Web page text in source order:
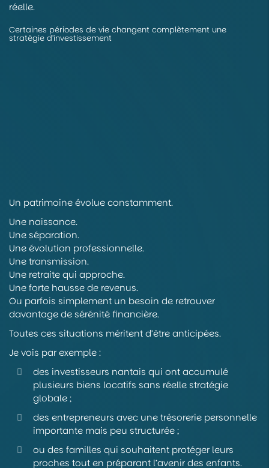
réelle.
Certaines périodes de vie changent complètement une
stratégie d’investissement
Un patrimoine évolue constamment.
Une naissance.
Une séparation.
Une évolution professionnelle.
Une transmission.
Une retraite qui approche.
Une forte hausse de revenus.
Ou parfois simplement un besoin de retrouver
davantage de sérénité financière.
Toutes ces situations méritent d’être anticipées.
Je vois par exemple :
des investisseurs nantais qui ont accumulé
plusieurs biens locatifs sans réelle stratégie
globale ;
des entrepreneurs avec une trésorerie personnelle
importante mais peu structurée ;
ou des familles qui souhaitent protéger leurs
proches tout en préparant l’avenir des enfants.